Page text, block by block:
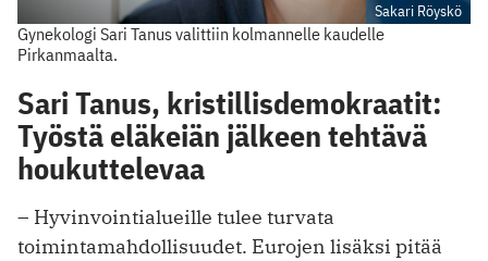
Sakari Röyskö
Gynekologi Sari Tanus valittiin kolmannelle kaudelle
Pirkanmaalta.
Sari Tanus, kristillisdemokraatit:
Työstä eläkeiän jälkeen tehtävä
houkuttelevaa
– Hyvinvointialueille tulee turvata
toimintamahdollisuudet. Eurojen lisäksi pitää